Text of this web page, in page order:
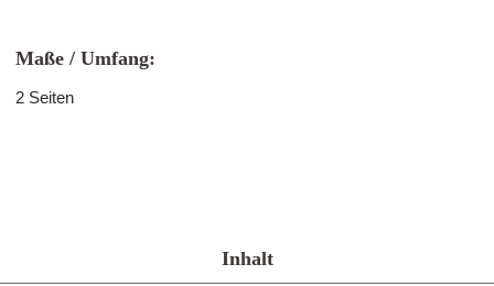
Maße / Umfang:
2 Seiten
Inhalt